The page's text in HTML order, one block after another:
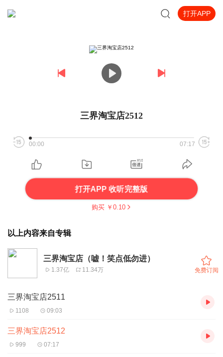
打开APP
三界淘宝店2512
00:00 07:17
打开APP 收听完整版
购买 ￥ 0.10
以上内容来自专辑
三界淘宝店（嘘！笑点低勿进）
1.37亿 11.34万 免费订阅
三界淘宝店2511
1108 09:03
三界淘宝店2512
999 07:17